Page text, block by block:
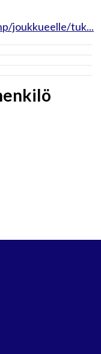
joukkueelle/tuk...